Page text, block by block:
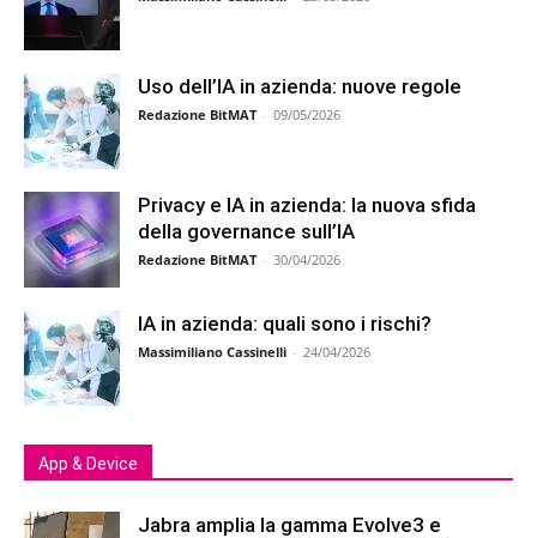
Uso dell’IA in azienda: nuove regole
Redazione BitMAT - 09/05/2026
Privacy e IA in azienda: la nuova sfida
della governance sull’IA
Redazione BitMAT - 30/04/2026
IA in azienda: quali sono i rischi?
Massimiliano Cassinelli - 24/04/2026
App & Device
Jabra amplia la gamma Evolve3 e